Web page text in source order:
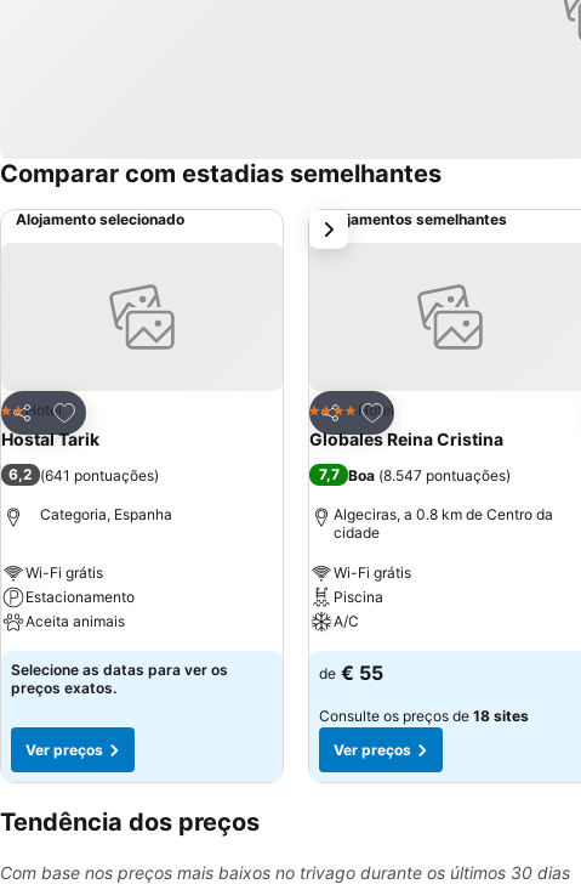
Comparar com estadias semelhantes
Alojamento selecionado
Partilhar
Adicionar aos favoritos
2 Estrelas
Hotel
Hostal Tarik
6,2 (641 pontuações)
Categoria, Espanha
Wi-Fi grátis
Estacionamento
Aceita animais
Selecione as datas para ver os
preços exatos.
Ver preços
Alojamentos semelhantes
Partilhar
Adicionar aos favoritos
4 EstrelasHotel
Globales Reina Cristina
7,7 Boa (8.547 pontuações)
Algeciras, a 0.8 km de Centro da
cidade
Wi-Fi grátis
Piscina
A/C
de € 55
Consulte os preços de 18 sites
Ver preços
próximo
Tendência dos preços
Com base nos preços mais baixos no trivago durante os últimos 30 dias